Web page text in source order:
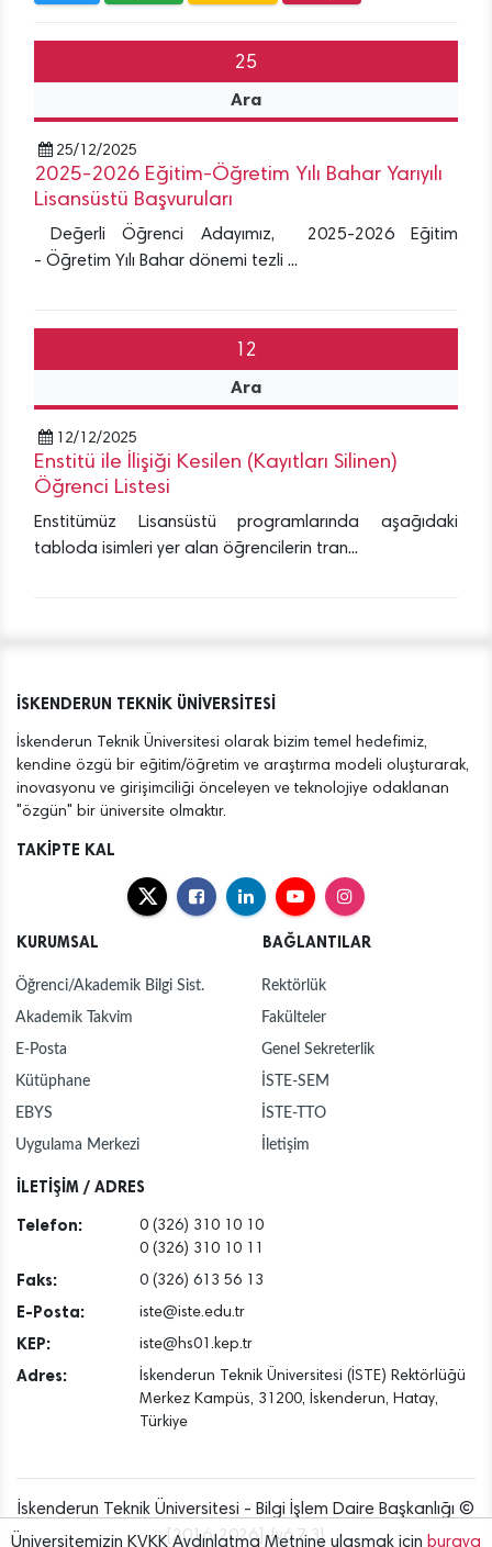
25
Ara
25/12/2025
2025-2026 Eğitim-Öğretim Yılı Bahar Yarıyılı
Lisansüstü Başvuruları
Değerli Öğrenci Adayımız, 2025-2026 Eğitim
- Öğretim Yılı Bahar dönemi tezli ...
12
Ara
12/12/2025
Enstitü ile İlişiği Kesilen (Kayıtları Silinen)
Öğrenci Listesi
Enstitümüz Lisansüstü programlarında aşağıdaki
tabloda isimleri yer alan öğrencilerin tran...
İSKENDERUN TEKNİK ÜNİVERSİTESİ
İskenderun Teknik Üniversitesi olarak bizim temel hedefimiz,
kendine özgü bir eğitim/öğretim ve araştırma modeli oluşturarak,
inovasyonu ve girişimciliği önceleyen ve teknolojiye odaklanan
"özgün" bir üniversite olmaktır.
TAKİPTE KAL
KURUMSAL
Öğrenci/Akademik Bilgi Sist.
Akademik Takvim
E-Posta
Kütüphane
EBYS
Uygulama Merkezi
BAĞLANTILAR
Rektörlük
Fakülteler
Genel Sekreterlik
İSTE-SEM
İSTE-TTO
İletişim
İLETİŞİM / ADRES
Telefon:
0 (326) 310 10 10
0 (326) 310 10 11
Faks: 0 (326) 613 56 13
E-Posta: iste@iste.edu.tr
KEP: iste@hs01.kep.tr
Adres:
İskenderun Teknik Üniversitesi (İSTE) Rektörlüğü
Merkez Kampüs, 31200, İskenderun, Hatay,
Türkiye
İskenderun Teknik Üniversitesi - Bilgi İşlem Daire Başkanlığı ©
[2016..2026] {v6.7.3}
Üniversitemizin KVKK Aydınlatma Metnine ulaşmak için buraya